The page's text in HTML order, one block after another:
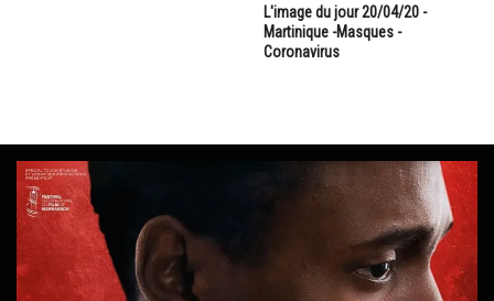
L'image du jour 20/04/20 -
Martinique -Masques -
Coronavirus